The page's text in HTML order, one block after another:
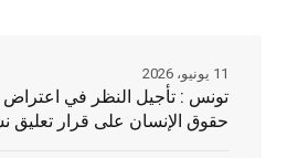
تونس : تأجيل النظر في اعتراض
حقوق الإنسان على قرار تعليق
11 يونيو، 2026